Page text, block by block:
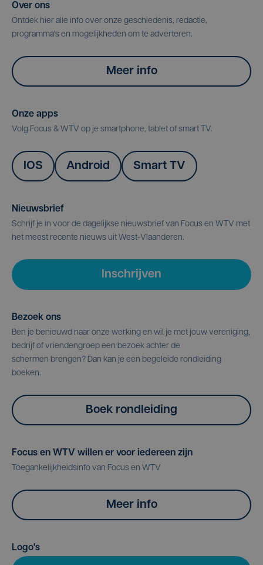
Over ons
Ontdek hier alle info over onze geschiedenis, redactie,
programma's en mogelijkheden om te adverteren.
Meer info
Onze apps
Volg Focus & WTV op je smartphone, tablet of smart TV.
IOS Android Smart TV
Nieuwsbrief
Schrijf je in voor de dagelijkse nieuwsbrief van Focus en WTV met
het meest recente nieuws uit West-Vlaanderen.
Inschrijven
Bezoek ons
Ben je benieuwd naar onze werking en wil je met jouw vereniging,
bedrijf of vriendengroep een bezoek achter de
schermen brengen? Dan kan je een begeleide rondleiding
boeken.
Boek rondleiding
Focus en WTV willen er voor iedereen zijn
Toegankelijkheidsinfo van Focus en WTV
Meer info
Logo's